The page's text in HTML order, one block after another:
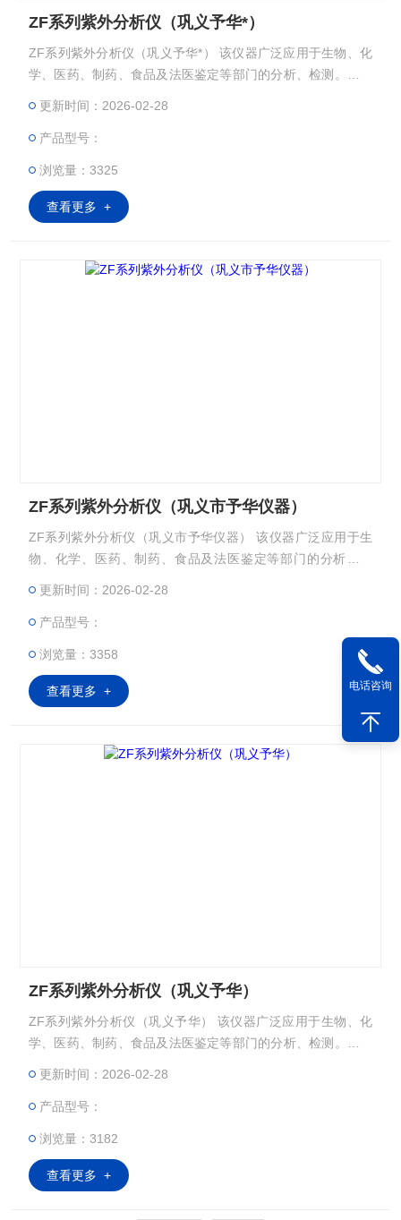
ZF系列紫外分析仪（巩义予华*）
ZF系列紫外分析仪（巩义予华*） 该仪器广泛应用于生物、化
学、医药、制药、食品及法医鉴定等部门的分析、检测。可同
功率小，特别适宜做薄层分析和纸层分析的班点和检测。
更新时间：2026-02-28
产品型号：
浏览量：3325
查看更多 +
ZF系列紫外分析仪（巩义市予华仪器）
ZF系列紫外分析仪（巩义市予华仪器） 该仪器广泛应用于生
物、化学、医药、制药、食品及法医鉴定等部门的分析、检
随用电耗功率小，特别适宜做薄层分析和纸层分析的班点和检
更新时间：2026-02-28
产品型号：
浏览量：3358
查看更多 +
ZF系列紫外分析仪（巩义予华）
ZF系列紫外分析仪（巩义予华） 该仪器广泛应用于生物、化
学、医药、制药、食品及法医鉴定等部门的分析、检测。可同
功率小，特别适宜做薄层分析和纸层分析的班点和检测。
更新时间：2026-02-28
产品型号：
浏览量：3182
查看更多 +
电话咨询